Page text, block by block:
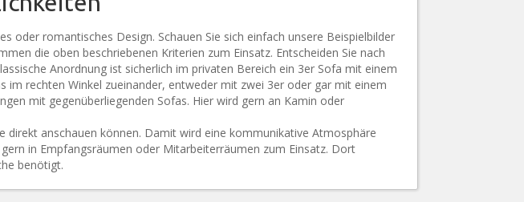
oder romantisches Design. Schauen Sie sich einfach unsere Beispielbilder
die oben beschriebenen Kriterien zum Einsatz. Entscheiden Sie nach
Anordnung ist sicherlich im privaten Bereich ein 3er Sofa mit einem
im rechten Winkel zueinander, entweder mit zwei 3er oder gar mit einem
mit gegenüberliegenden Sofas. Hier wird gern an Kamin oder
anschauen können. Damit wird eine kommunikative Atmosphäre
in Empfangsräumen oder Mitarbeiterräumen zum Einsatz. Dort
benötigt.